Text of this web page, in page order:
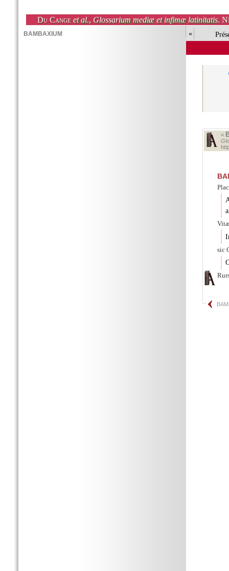
Du Cange et al., Glossarium mediæ et infimæ latinitatis.
«
«
sic